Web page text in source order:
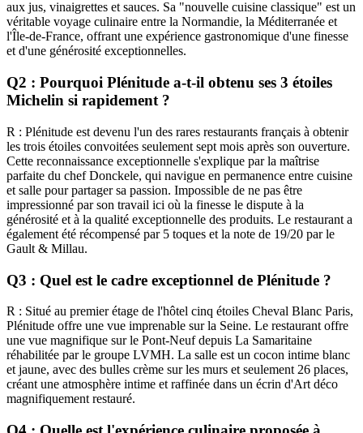
aux jus, vinaigrettes et sauces. Sa "nouvelle cuisine classique" est un
véritable voyage culinaire entre la Normandie, la Méditerranée et
l'Île-de-France, offrant une expérience gastronomique d'une finesse
et d'une générosité exceptionnelles.
Q2 : Pourquoi Plénitude a-t-il obtenu ses 3 étoiles
Michelin si rapidement ?
R : Plénitude est devenu l'un des rares restaurants français à obtenir
les trois étoiles convoitées seulement sept mois après son ouverture.
Cette reconnaissance exceptionnelle s'explique par la maîtrise
parfaite du chef Donckele, qui navigue en permanence entre cuisine
et salle pour partager sa passion. Impossible de ne pas être
impressionné par son travail ici où la finesse le dispute à la
générosité et à la qualité exceptionnelle des produits. Le restaurant a
également été récompensé par 5 toques et la note de 19/20 par le
Gault & Millau.
Q3 : Quel est le cadre exceptionnel de Plénitude ?
R : Situé au premier étage de l'hôtel cinq étoiles Cheval Blanc Paris,
Plénitude offre une vue imprenable sur la Seine. Le restaurant offre
une vue magnifique sur le Pont-Neuf depuis La Samaritaine
réhabilitée par le groupe LVMH. La salle est un cocon intime blanc
et jaune, avec des bulles crème sur les murs et seulement 26 places,
créant une atmosphère intime et raffinée dans un écrin d'Art déco
magnifiquement restauré.